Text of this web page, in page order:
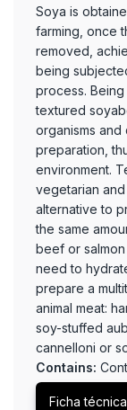
Soya is
farming, once
removed,
being
process. Being
textured
organisms and
preparation,
environment.
vegetarian
alternative to
the same
beef or
need to
prepare a
animal meat:
soy-stuffed
cannelloni or
Contains:
Ficha técnica